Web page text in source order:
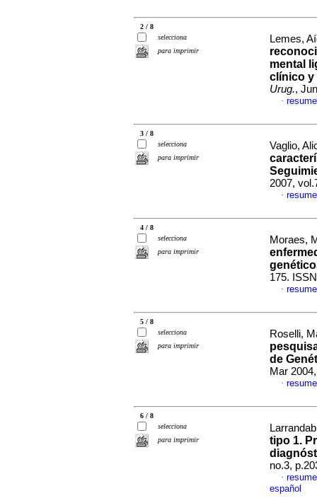
2 / 8
selecciona
para imprimir
Lemes,
mental
clínico y
Urug.,
·
3 / 8
selecciona
para imprimir
Vaglio,
2007,
·
4 / 8
selecciona
para imprimir
Moraes,
175.
·
5 / 8
selecciona
para imprimir
Roselli,
de
Mar
·
6 / 8
selecciona
para imprimir
tipo 1.
no.3,
·
español